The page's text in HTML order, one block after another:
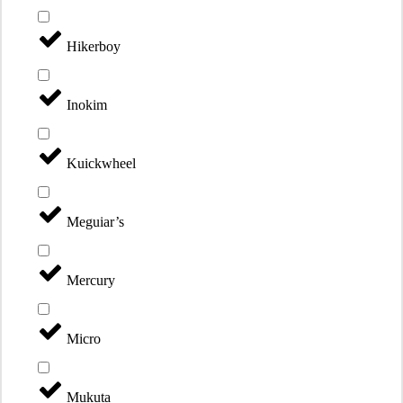
Hikerboy
Inokim
Kuickwheel
Meguiar’s
Mercury
Micro
Mukuta